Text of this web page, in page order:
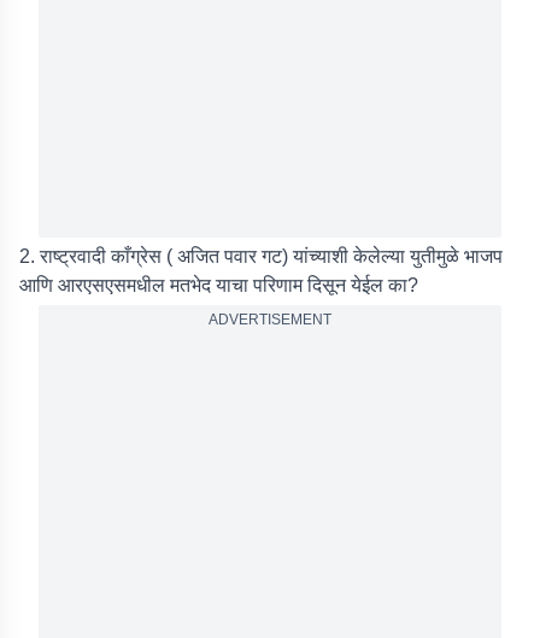
2. राष्ट्रवादी काँग्रेस ( अजित पवार गट) यांच्याशी केलेल्या युतीमुळे भाजप
आणि आरएसएसमधील मतभेद याचा परिणाम दिसून येईल का?
ADVERTISEMENT